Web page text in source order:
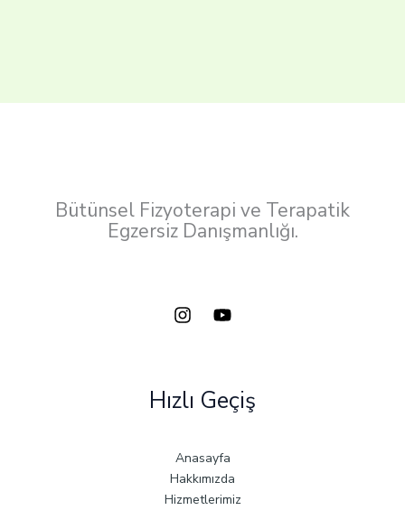
Bütünsel Fizyoterapi ve Terapatik
Egzersiz Danışmanlığı.
Hızlı Geçiş
Anasayfa
Hakkımızda
Hizmetlerimiz